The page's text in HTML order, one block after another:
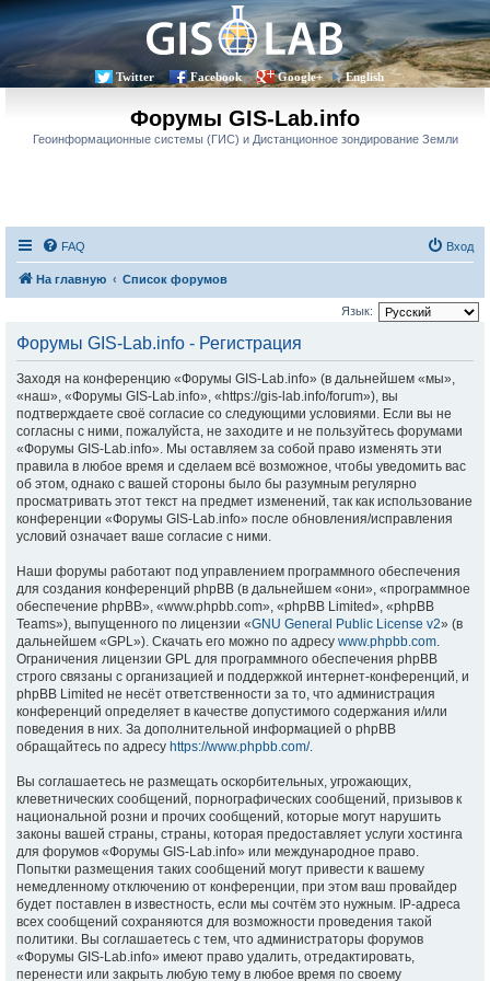
Twitter Facebook Google+ English
Форумы GIS-Lab.info
Геоинформационные системы (ГИС) и Дистанционное зондирование Земли
FAQ Вход
На главную Список форумов
Язык:
Форумы GIS-Lab.info - Регистрация
Заходя на конференцию «Форумы GIS-Lab.info» (в дальнейшем «мы»,
«наш», «Форумы GIS-Lab.info», «https://gis-lab.info/forum»), вы
подтверждаете своё согласие со следующими условиями. Если вы не
согласны с ними, пожалуйста, не заходите и не пользуйтесь форумами
«Форумы GIS-Lab.info». Мы оставляем за собой право изменять эти
правила в любое время и сделаем всё возможное, чтобы уведомить вас
об этом, однако с вашей стороны было бы разумным регулярно
просматривать этот текст на предмет изменений, так как использование
конференции «Форумы GIS-Lab.info» после обновления/исправления
условий означает ваше согласие с ними.
Наши форумы работают под управлением программного обеспечения
для создания конференций phpBB (в дальнейшем «они», «программное
обеспечение phpBB», «www.phpbb.com», «phpBB Limited», «phpBB
Teams»), выпущенного по лицензии «GNU General Public License v2» (в
дальнейшем «GPL»). Скачать его можно по адресу www.phpbb.com.
Ограничения лицензии GPL для программного обеспечения phpBB
строго связаны с организацией и поддержкой интернет-конференций, и
phpBB Limited не несёт ответственности за то, что администрация
конференций определяет в качестве допустимого содержания и/или
поведения в них. За дополнительной информацией о phpBB
обращайтесь по адресу https://www.phpbb.com/.
Вы соглашаетесь не размещать оскорбительных, угрожающих,
клеветнических сообщений, порнографических сообщений, призывов к
национальной розни и прочих сообщений, которые могут нарушить
законы вашей страны, страны, которая предоставляет услуги хостинга
для форумов «Форумы GIS-Lab.info» или международное право.
Попытки размещения таких сообщений могут привести к вашему
немедленному отключению от конференции, при этом ваш провайдер
будет поставлен в известность, если мы сочтём это нужным. IP-адреса
всех сообщений сохраняются для возможности проведения такой
политики. Вы соглашаетесь с тем, что администраторы форумов
«Форумы GIS-Lab.info» имеют право удалить, отредактировать,
перенести или закрыть любую тему в любое время по своему